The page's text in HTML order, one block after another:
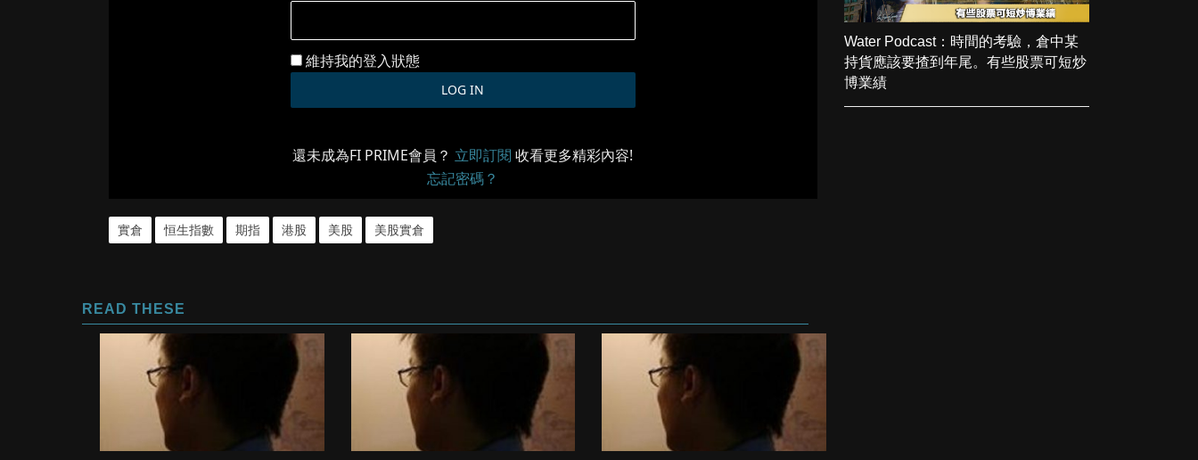
維持我的登入狀態
還未成為FI PRIME會員？ 立即訂閱 收看更多精彩內容!
忘記密碼？
實倉 恒生指數 期指 港股 美股 美股實倉
READ THESE
Water Podcast：時間的考驗，倉中某
持貨應該要揸到年尾。有些股票可短炒
博業績